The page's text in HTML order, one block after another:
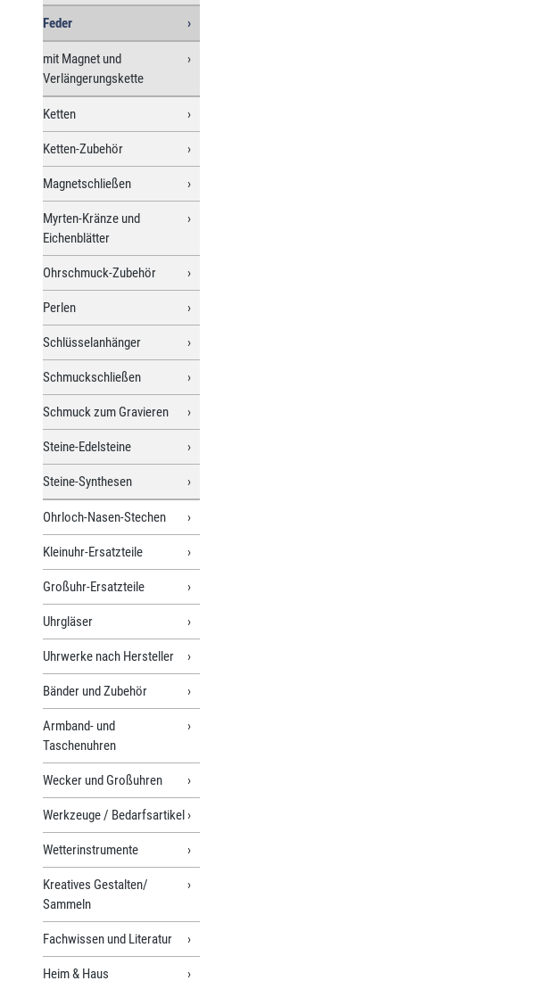
Feder
mit Magnet und
Verlängerungskette
Ketten
Ketten-Zubehör
Magnetschließen
Myrten-Kränze und
Eichenblätter
Ohrschmuck-Zubehör
Perlen
Schlüsselanhänger
Schmuckschließen
Schmuck zum Gravieren
Steine-Edelsteine
Steine-Synthesen
Ohrloch-Nasen-Stechen
Kleinuhr-Ersatzteile
Großuhr-Ersatzteile
Uhrgläser
Uhrwerke nach Hersteller
Bänder und Zubehör
Armband- und
Taschenuhren
Wecker und Großuhren
Werkzeuge / Bedarfsartikel
Wetterinstrumente
Kreatives Gestalten/
Sammeln
Fachwissen und Literatur
Heim & Haus